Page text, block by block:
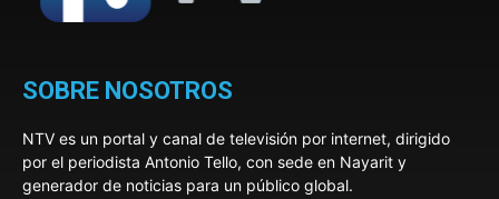
SOBRE NOSOTROS
NTV es un portal y canal de televisión por internet, dirigido
por el periodista Antonio Tello, con sede en Nayarit y
generador de noticias para un público global.